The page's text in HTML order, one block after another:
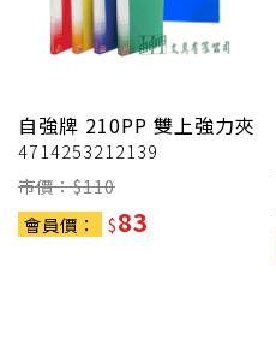
自強牌 210PP 雙上強力夾
4714253212139
市價：$110
會員價：
$83